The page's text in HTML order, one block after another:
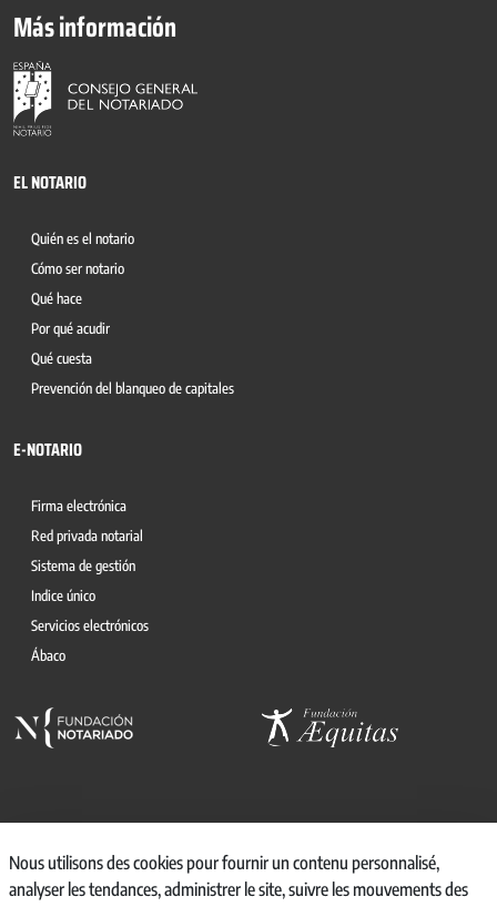
Más información
EL NOTARIO
Quién es el notario
Cómo ser notario
Qué hace
Por qué acudir
Qué cuesta
Prevención del blanqueo de capitales
E-NOTARIO
Firma electrónica
Red privada notarial
Sistema de gestión
Indice único
Servicios electrónicos
Ábaco
© 2026, CONSEJO GENERAL DEL NOTARIO
CANAL INTERNO DE INFORMACIÓN
Nous utilisons des cookies pour fournir un contenu personnalisé,
analyser les tendances, administrer le site, suivre les mouvements des